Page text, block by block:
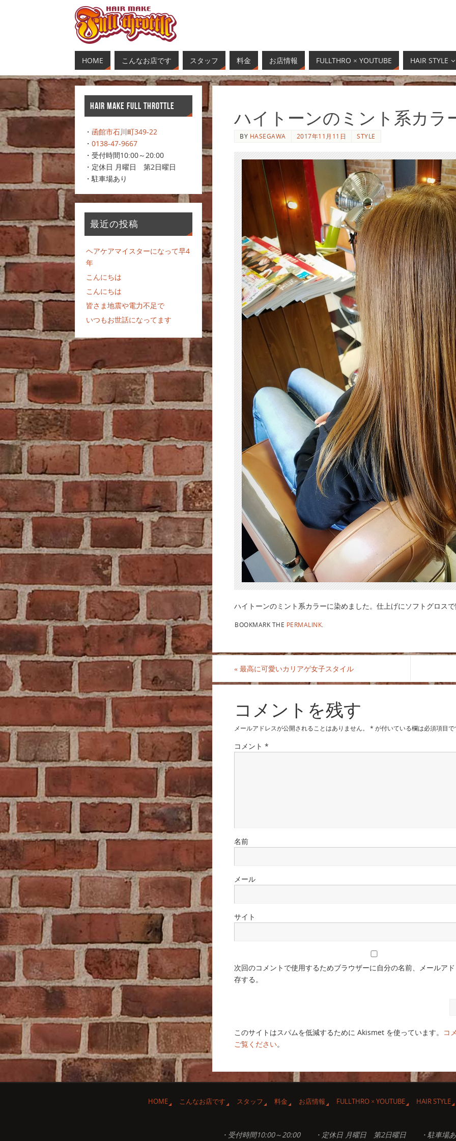
HOME こんなお店です スタッフ 料金 お店情報 FULLTHRO × YOUTUBE HAIR STYLE
ハイトーンのミント系カラ
BY HASEGAWA 2017年11月11日 STYLE
ハイトーンのミント系カラーに染めました。仕上げにソフトグロス
BOOKMARK THE PERMALINK
« 最高に可愛いカリアゲ女子スタイル
コメントを残す
メールアドレスが公開されることはありません。 * が付いている欄は必須項目で
コメント *
名前
メール
サイト
次回のコメントで使用するためブラウザーに自分の名前、メールア
存する。
このサイトはスパムを低減するために Akismet を使っています。 コ
ご覧ください。
HAIR MAKE FULL THROTTLE
・ 函館市石川町349-22
・0138-47-9667
・受付時間10:00～20:00
・定休日 月曜日 第2日曜日
・駐車場あり
最近の投稿
ヘアケアマイスターになって早4
年
こんにちは
こんにちは
皆さま地震や電力不足で
いつもお世話になってます
HOME こんなお店です スタッフ 料金 お店情報 FULLTHRO × YOUTUBE HAIR STYLE
・受付時間10:00～20:00 ・定休日 月曜日 第2日曜日 ・駐車場